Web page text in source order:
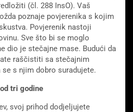
(čl. 288 InsO). Vaš
poznaje povjerenika s kojim
Povjerenik nastoji
Sve što bi se moglo
dio je stečajne mase. Budući da
raščistiti sa stečajnim
se s njim dobro suradujete.
tri godine
svoj prihod dodjeljujete